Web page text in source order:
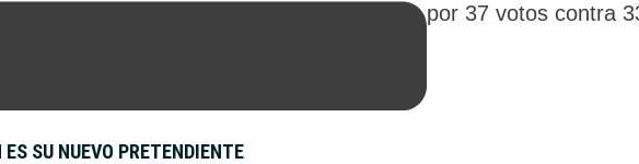
sanción en general al proyecto oficialista por 37 votos contra
SU NUEVO PRETENDIENTE